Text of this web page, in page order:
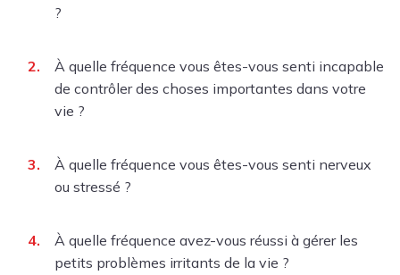
?
À quelle fréquence vous êtes-vous senti incapable
de contrôler des choses importantes dans votre
vie ?
À quelle fréquence vous êtes-vous senti nerveux
ou stressé ?
À quelle fréquence avez-vous réussi à gérer les
petits problèmes irritants de la vie ?